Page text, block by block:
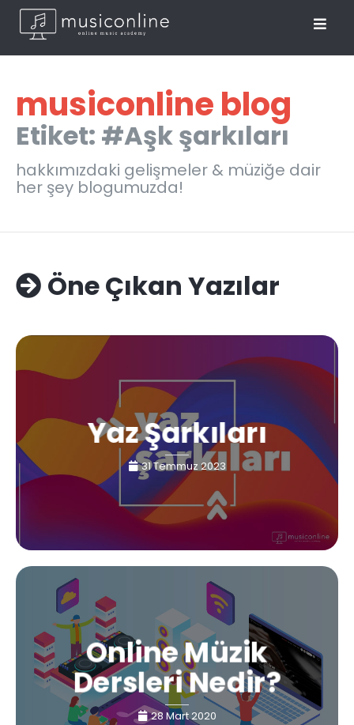
musiconline blog
Etiket: #Aşk şarkıları
hakkımızdaki gelişmeler & müziğe dair
her şey blogumuzda!
Öne Çıkan Yazılar
Yaz Şarkıları
31 Temmuz 2023
Online Müzik
Dersleri Nedir?
28 Mart 2020